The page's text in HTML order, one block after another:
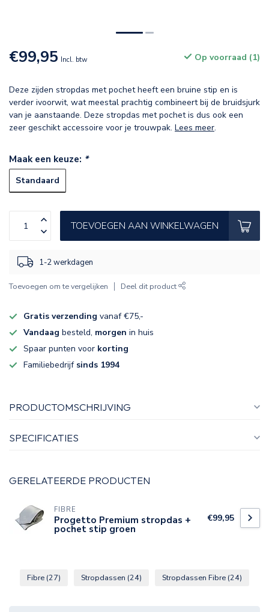
€99,95 Incl. btw Op voorraad (1)
Deze zijden stropdas met pochet heeft een bruine stip en is
verder ivoorwit, wat meestal prachtig combineert bij de bruidsjurk
van je aanstaande. Deze stropdas met pochet is dus ook een
zeer geschikt accessoire voor je trouwpak. Lees meer.
Maak een keuze: *
Standaard
TOEVOEGEN AAN WINKELWAGEN
1-2 werkdagen
Toevoegen om te vergelijken Deel dit product
Gratis verzending vanaf €75,-
Vandaag besteld, morgen in huis
Spaar punten voor korting
Familiebedrijf sinds 1994
PRODUCTOMSCHRIJVING
SPECIFICATIES
GERELATEERDE PRODUCTEN
FIBRE
Progetto Premium stropdas +
pochet stip groen
€99,95
Fibre (27) Stropdassen (24) Stropdassen Fibre (24)